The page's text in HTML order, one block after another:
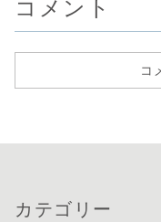
コメント
コ
カテゴリー